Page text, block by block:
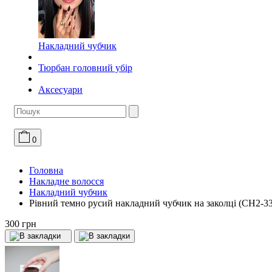
Накладний чубчик
Тюрбан головний убір
Аксесуари
0
Головна
Накладне волосся
Накладний чубчик
Рівний темно русий накладний чубчик на заколці (CH2-
300 грн